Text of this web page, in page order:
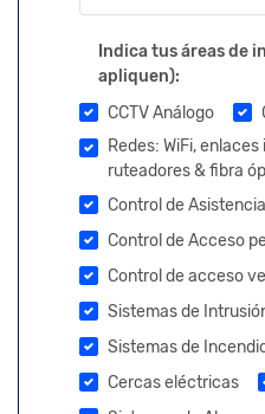
Indica tus áreas de
apliquen):
CCTV Análogo
Redes: WiFi,
ruteadores & fibra
Control de Asistencia
Control de Acceso
Control de acceso
Sistemas de
Sistemas de
Cercas eléctricas